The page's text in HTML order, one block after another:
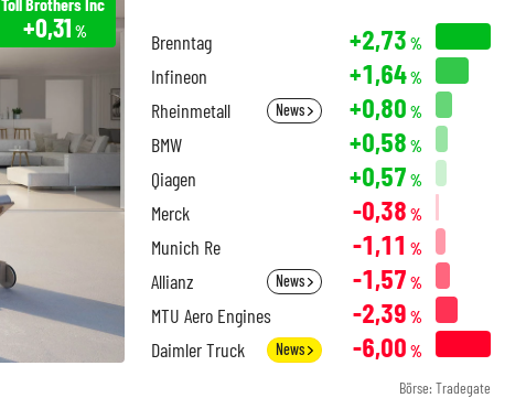
+0,31 % Brenntag +2,73 %
Infineon +1,64%
Rheinmetall News +0,80 %
BMW +0,58 %
Qiagen +0,57 %
Merck -0,38 %
Munich Re -1,11 %
Allianz News -1,57 %
MTU Aero Engines -2,39 %
Daimler Truck News -6,00 %
Börse: Tradegate